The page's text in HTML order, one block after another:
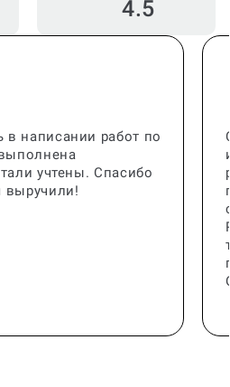
4.5
написании работ по
учтены. Спасибо